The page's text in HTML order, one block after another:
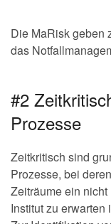
Die MaRisk geben
das
#2
Prozesse
Zeitkritisch sind
Prozesse, bei
Zeiträume ein
Institut zu erwarten